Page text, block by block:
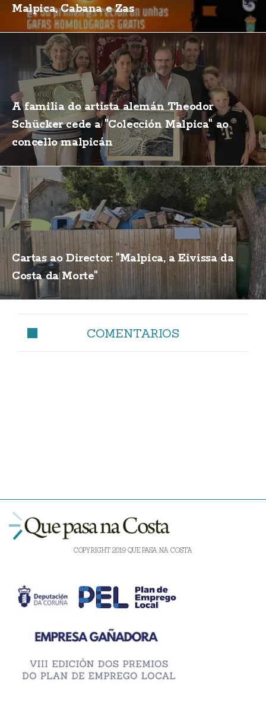
Malpica, Cabana e Zas
A familia do artista alemán Theodor
Schücker cede a "Colección Malpica" ao
concello malpicán
Cartas ao Director: "Malpica, a Eivissa da
Costa da Morte"
COMENTARIOS
COPYRIGHT 2019 QUE PASA NA COSTA